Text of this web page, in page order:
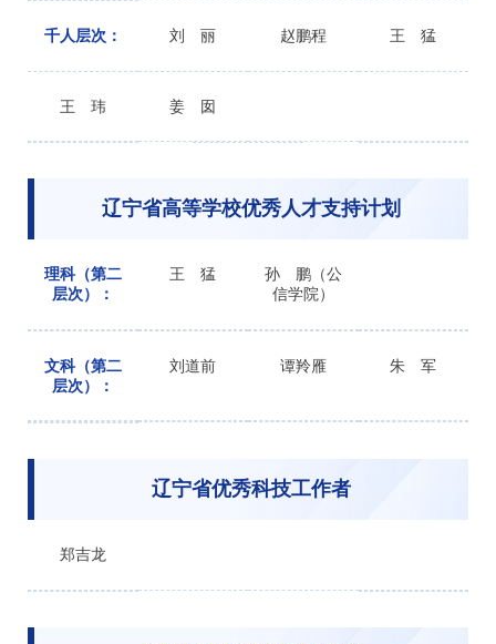
千人层次： 刘 丽 赵鹏程 王 猛
王 玮 姜 囡
辽宁省高等学校优秀人才支持计划
理科（第二
层次）：
王 猛
孙 鹏（公
信学院）
文科（第二
层次）：
刘道前 谭羚雁 朱 军
辽宁省优秀科技工作者
郑吉龙